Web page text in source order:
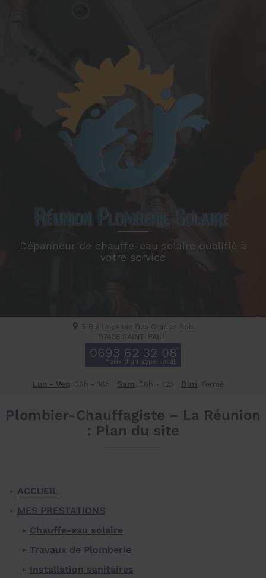
Dépanneur de chauffe-eau solaire qualifié à
votre service
5 Bis Impasse Des Grands Bois
97435 SAINT-PAUL
0693 62 32 08
Lun - Ven 06h - 16h Sam 06h - 12h Dim Fermé
Plombier-Chauffagiste – La Réunion
: Plan du site
ACCUEIL
MES PRESTATIONS
Chauffe-eau solaire
Travaux de Plomberie
Installation sanitaires